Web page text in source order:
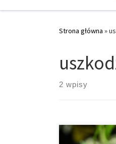
Strona główna »
2 wpisy